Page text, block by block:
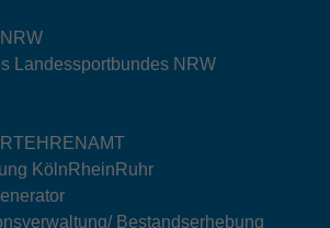
Landessportbundes NRW
KölnRheinRuhr
Bestandserhebung